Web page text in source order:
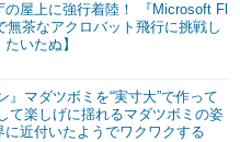
の屋上に強行着陸！ 『Microsoft Fl
無茶なアクロバット飛行に挑戦し
いたぬ】
』マダツボミを“実寸大”で作って
て楽しげに揺れるマダツボミの姿
に近付いたようでワクワクする